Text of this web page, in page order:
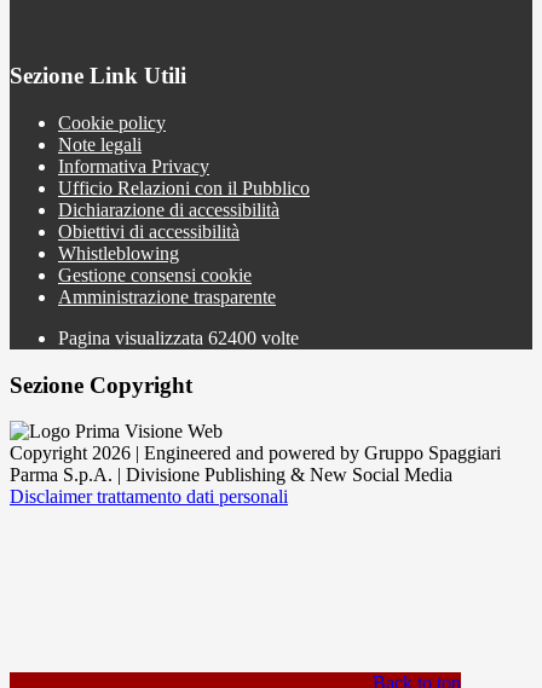
Sezione Link Utili
Cookie policy
Note legali
Informativa Privacy
Ufficio Relazioni con il Pubblico
Dichiarazione di accessibilità
Obiettivi di accessibilità
Whistleblowing
Gestione consensi cookie
Amministrazione trasparente
Pagina visualizzata 62400 volte
Sezione Copyright
Copyright 2026 | Engineered and powered by Gruppo Spaggiari
Parma S.p.A. | Divisione Publishing & New Social Media
Disclaimer trattamento dati personali
Back to top